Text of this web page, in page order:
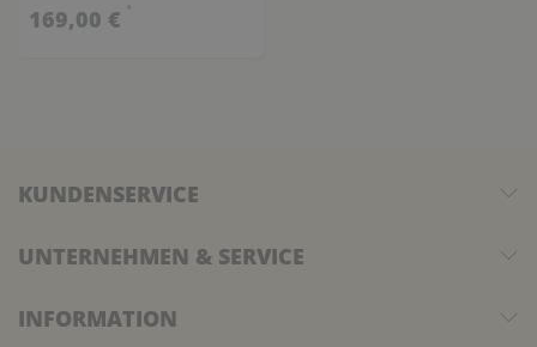
169,00 € *
KUNDENSERVICE
UNTERNEHMEN & SERVICE
INFORMATION